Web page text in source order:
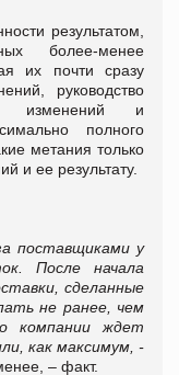
результатом,
более-менее
их почти сразу
руководство
изменений и
полного
метания только
и ее результату.
поставщиками у
После начала
сделанные
не ранее, чем
компании ждет
как максимум, -
– факт.